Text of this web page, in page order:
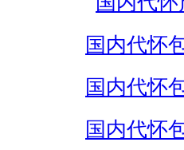
国内代怀
国内代怀
国内代怀